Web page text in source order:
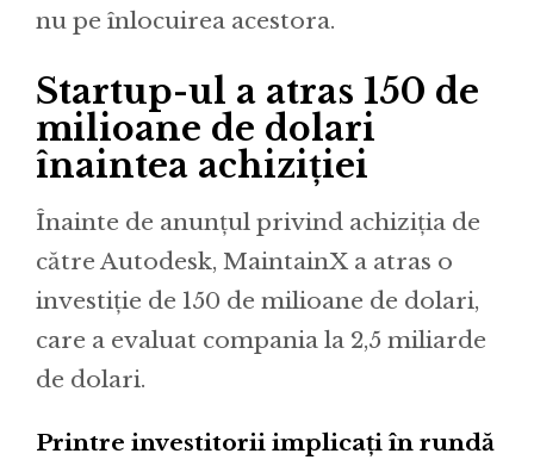
nu pe înlocuirea acestora.
Startup-ul a atras 150 de
milioane de dolari
înaintea achiziției
Înainte de anunțul privind achiziția de
către Autodesk, MaintainX a atras o
investiție de 150 de milioane de dolari,
care a evaluat compania la 2,5 miliarde
de dolari.
Printre investitorii implicați în rundă